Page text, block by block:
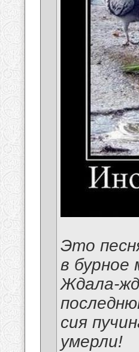
Это
в бурное
Ждала-
сия
умерли!